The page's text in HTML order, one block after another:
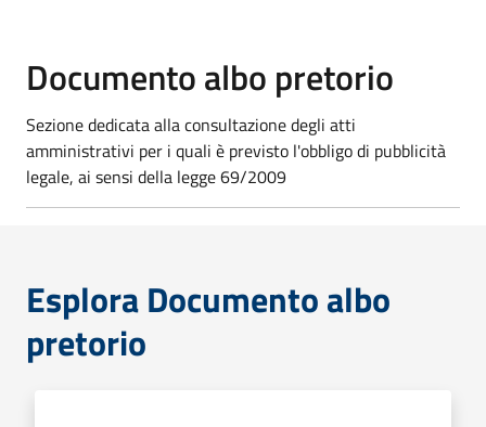
Documento albo pretorio
Sezione dedicata alla consultazione degli atti
amministrativi per i quali è previsto l'obbligo di pubblicità
legale, ai sensi della legge 69/2009
Esplora Documento albo
pretorio